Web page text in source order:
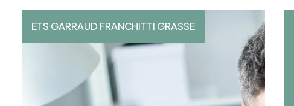
ETS GARRAUD FRANCHITTI GRASSE